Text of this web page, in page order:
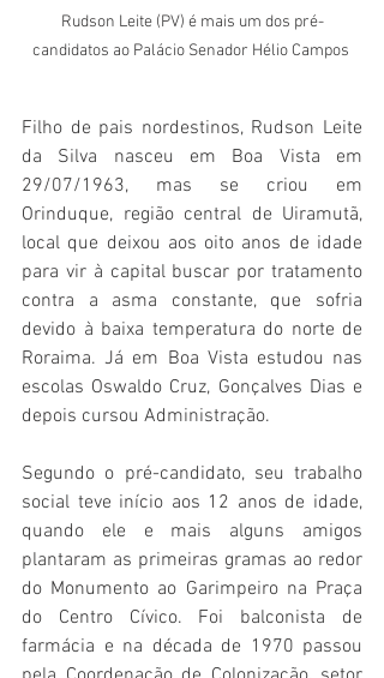
Rudson Leite (PV) é mais um dos pré-
candidatos ao Palácio Senador Hélio Campos
Filho de pais nordestinos, Rudson Leite
da Silva nasceu em Boa Vista em
29/07/1963, mas se criou em
Orinduque, região central de Uiramutã,
local que deixou aos oito anos de idade
para vir à capital buscar por tratamento
contra a asma constante, que sofria
devido à baixa temperatura do norte de
Roraima. Já em Boa Vista estudou nas
escolas Oswaldo Cruz, Gonçalves Dias e
depois cursou Administração.
Segundo o pré-candidato, seu trabalho
social teve início aos 12 anos de idade,
quando ele e mais alguns amigos
plantaram as primeiras gramas ao redor
do Monumento ao Garimpeiro na Praça
do Centro Cívico. Foi balconista de
farmácia e na década de 1970 passou